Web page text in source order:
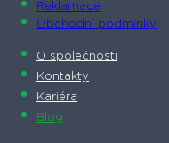
Reklamace
Obchodní podmínky
O společnosti​
Kontakty
Kariéra
Blog